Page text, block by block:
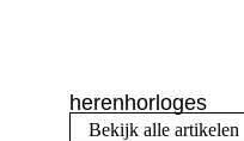
herenhorloges
Bekijk alle artikelen